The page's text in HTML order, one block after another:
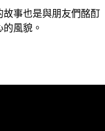
故事也是與朋友們酩酊
風貌。